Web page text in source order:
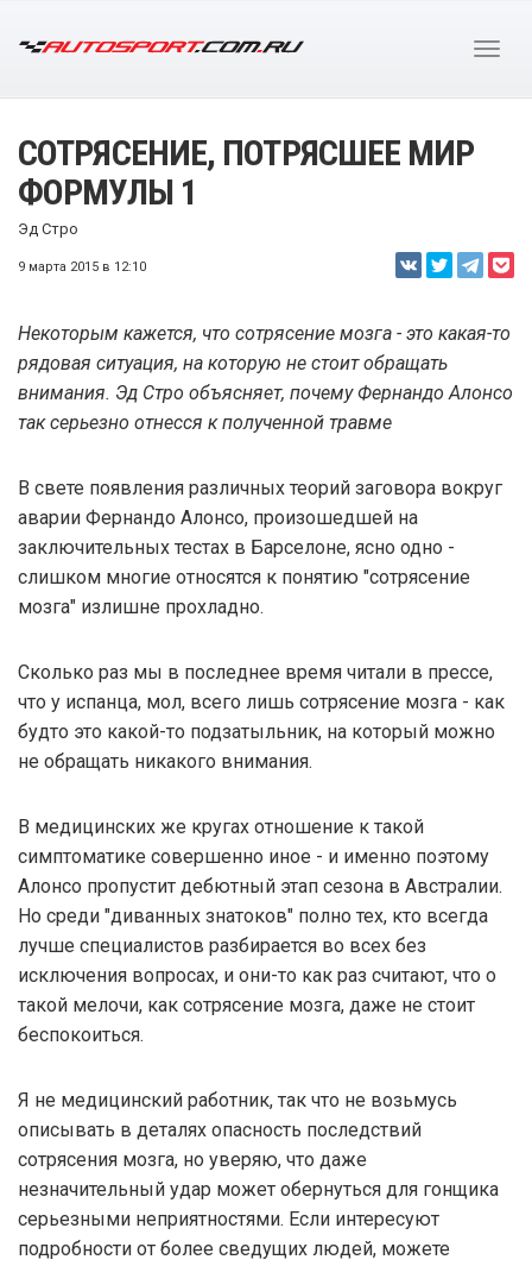
СОТРЯСЕНИЕ, ПОТРЯСШЕЕ МИР
ФОРМУЛЫ 1
Эд Стро
9 марта 2015 в 12:10
Некоторым кажется, что сотрясение мозга - это какая-то
рядовая ситуация, на которую не стоит обращать
внимания. Эд Стро объясняет, почему Фернандо Алонсо
так серьезно отнесся к полученной травме
В свете появления различных теорий заговора вокруг
аварии Фернандо Алонсо, произошедшей на
заключительных тестах в Барселоне, ясно одно -
слишком многие относятся к понятию "сотрясение
мозга" излишне прохладно.
Сколько раз мы в последнее время читали в прессе,
что у испанца, мол, всего лишь сотрясение мозга - как
будто это какой-то подзатыльник, на который можно
не обращать никакого внимания.
В медицинских же кругах отношение к такой
симптоматике совершенно иное - и именно поэтому
Алонсо пропустит дебютный этап сезона в Австралии.
Но среди "диванных знатоков" полно тех, кто всегда
лучше специалистов разбирается во всех без
исключения вопросах, и они-то как раз считают, что о
такой мелочи, как сотрясение мозга, даже не стоит
беспокоиться.
Я не медицинский работник, так что не возьмусь
описывать в деталях опасность последствий
сотрясения мозга, но уверяю, что даже
незначительный удар может обернуться для гонщика
серьезными неприятностями. Если интересуют
подробности от более сведущих людей, можете